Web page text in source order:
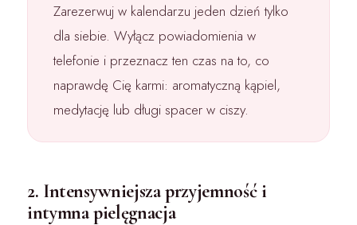
Zarezerwuj w kalendarzu jeden dzień tylko
dla siebie. Wyłącz powiadomienia w
telefonie i przeznacz ten czas na to, co
naprawdę Cię karmi: aromatyczną kąpiel,
medytację lub długi spacer w ciszy.
2. Intensywniejsza przyjemność i
intymna pielęgnacja